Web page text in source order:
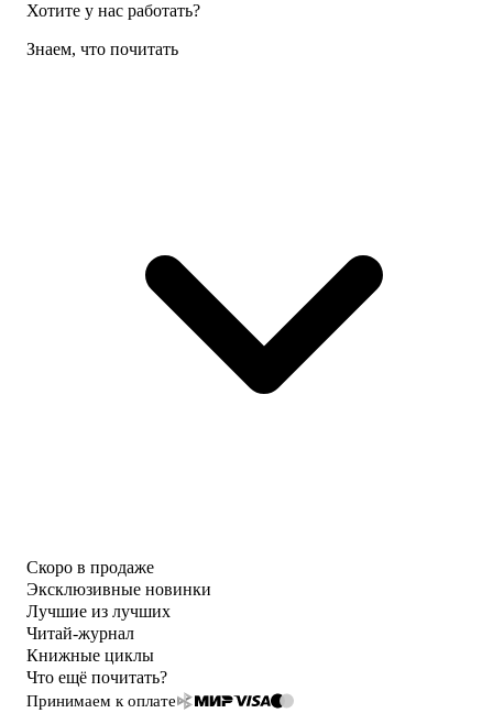
Хотите у нас работать?
Знаем, что почитать
Скоро в продаже
Эксклюзивные новинки
Лучшие из лучших
Читай-журнал
Книжные циклы
Что ещё почитать?
Принимаем к оплате